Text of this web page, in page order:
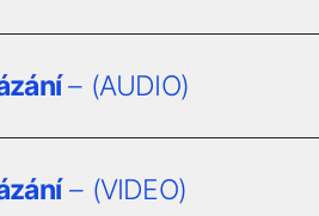
– (AUDIO)
– (VIDEO)